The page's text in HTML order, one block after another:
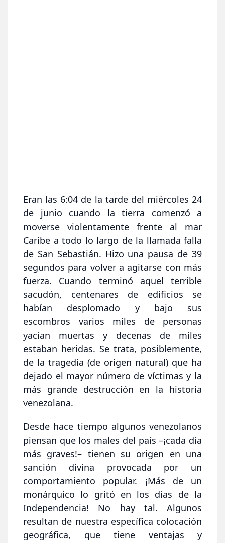
Eran las 6:04 de la tarde del miércoles 24
de junio cuando la tierra comenzó a
moverse violentamente frente al mar
Caribe a todo lo largo de la llamada falla
de San Sebastián. Hizo una pausa de 39
segundos para volver a agitarse con más
fuerza. Cuando terminó aquel terrible
sacudón, centenares de edificios se
habían desplomado y bajo sus
escombros varios miles de personas
yacían muertas y decenas de miles
estaban heridas. Se trata, posiblemente,
de la tragedia (de origen natural) que ha
dejado el mayor número de víctimas y la
más grande destrucción en la historia
venezolana.
Desde hace tiempo algunos venezolanos
piensan que los males del país –¡cada día
más graves!– tienen su origen en una
sanción divina provocada por un
comportamiento popular. ¡Más de un
monárquico lo gritó en los días de la
Independencia! No hay tal. Algunos
resultan de nuestra específica colocación
geográfica, que tiene ventajas y